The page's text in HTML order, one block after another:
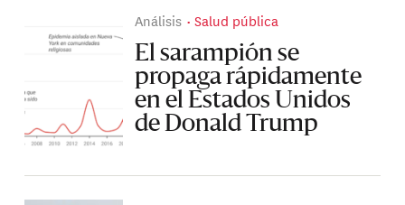
Análisis Salud pública
El sarampión se
propaga rápidamente
en el Estados Unidos
de Donald Trump